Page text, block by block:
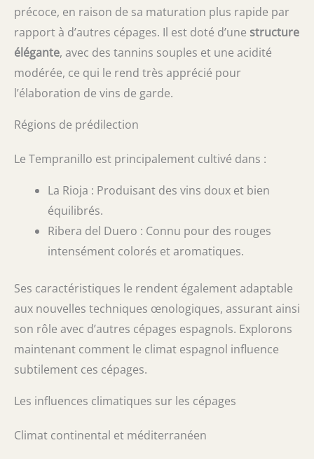
précoce, en raison de sa maturation plus rapide par
rapport à d’autres cépages. Il est doté d’une structure
élégante, avec des tannins souples et une acidité
modérée, ce qui le rend très apprécié pour
l’élaboration de vins de garde.
Régions de prédilection
Le Tempranillo est principalement cultivé dans :
La Rioja : Produisant des vins doux et bien
équilibrés.
Ribera del Duero : Connu pour des rouges
intensément colorés et aromatiques.
Ses caractéristiques le rendent également adaptable
aux nouvelles techniques œnologiques, assurant ainsi
son rôle avec d’autres cépages espagnols. Explorons
maintenant comment le climat espagnol influence
subtilement ces cépages.
Les influences climatiques sur les cépages
Climat continental et méditerranéen